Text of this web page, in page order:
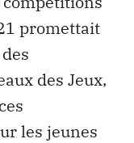
promettait
des Jeux,
les jeunes